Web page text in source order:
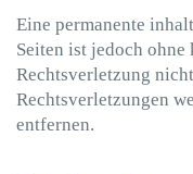
Eine permanente
Seiten ist jedoch
Rechtsverletzung
Rechtsverletzungen
entfernen.